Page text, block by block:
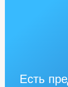
Есть